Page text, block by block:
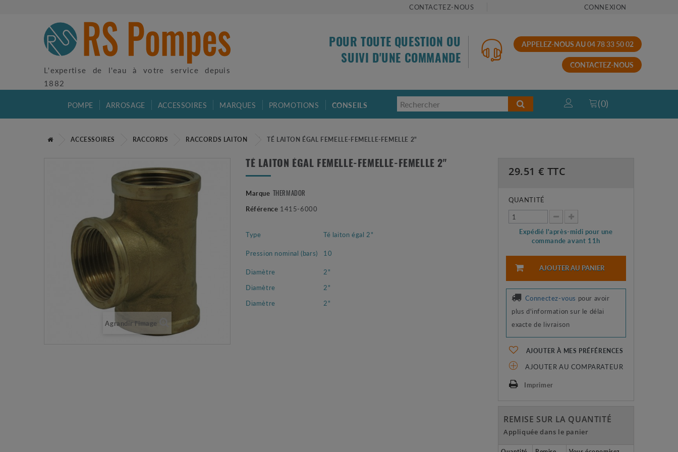
CONTACTEZ-NOUS CONNEXION
L'expertise de l'eau à votre service depuis
1882
POUR TOUTE QUESTION OU
SUIVI D'UNE COMMANDE
APPELEZ-NOUS AU 04 78 33 50 02
CONTACTEZ-NOUS
POMPE ARROSAGE ACCESSOIRES MARQUES PROMOTIONS CONSEILS (0)
ACCESSOIRES RACCORDS RACCORDS LAITON TÉ LAITON ÉGAL FEMELLE-FEMELLE-FEMELLE 2"
Agrandir l'image
TÉ LAITON ÉGAL FEMELLE-FEMELLE-FEMELLE 2"
Marque THERMADOR
Référence 1415-6000
Type
Té laiton égal 2"
Pression nominal (bars)
10
Diamètre
2"
Diamètre
2"
Diamètre
2"
29.51 € TTC
QUANTITÉ
Expédié l'après-midi pour une
commande avant 11h
AJOUTER AU PANIER
Connectez-vous pour avoir
plus d'information sur le délai
exacte de livraison
AJOUTER À MES PRÉFÉRENCES
AJOUTER AU COMPARATEUR
Imprimer
REMISE SUR LA QUANTITÉ
Appliquée dans le panier